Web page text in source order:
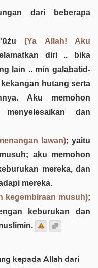
(Ya Allah! Aku
diri .. bika
lain .. min galabatid-
hutang serta
Aku memohon
dan
lawan); yaitu
aku memohon
mereka, dan
mereka.
kegembiraan musuh);
keburukan dan
kepada Allah dari